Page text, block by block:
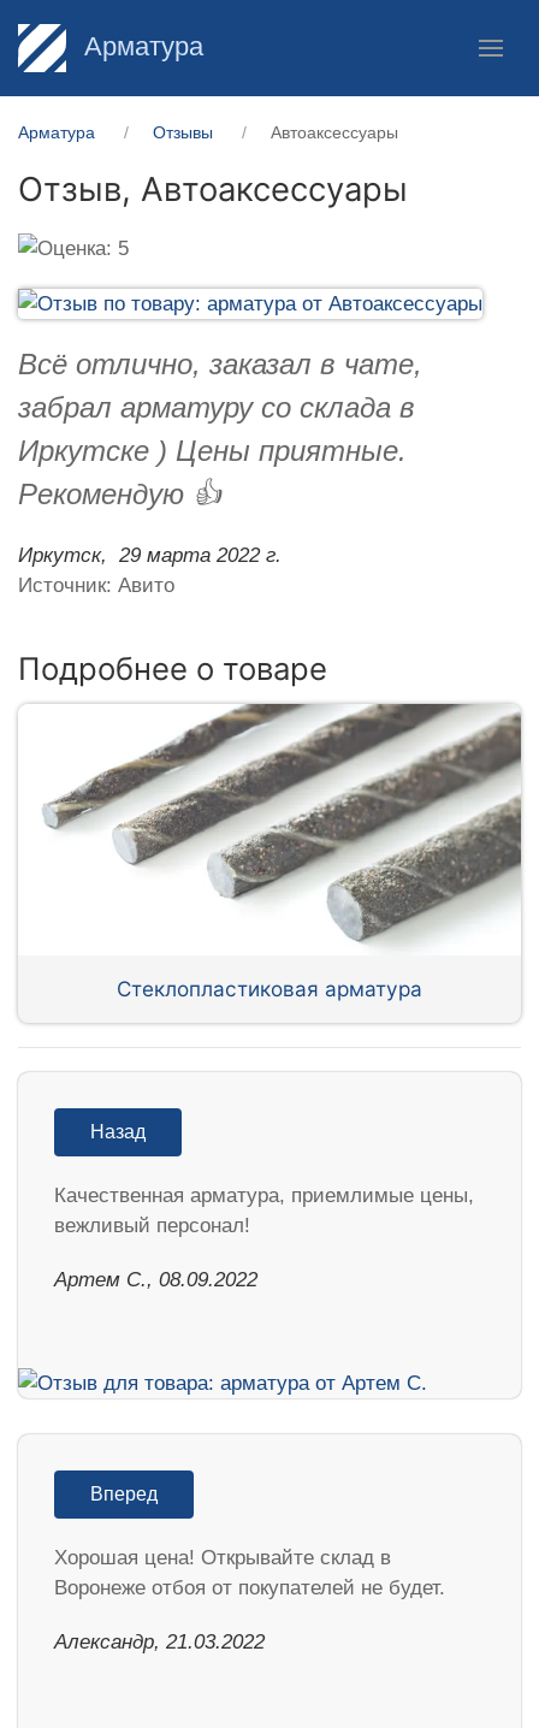
Арматура
Арматура Отзывы Автоаксессуары
Отзыв, Автоаксессуары
Всё отлично, заказал в чате,
забрал арматуру со склада в
Иркутске ) Цены приятные.
Рекомендую 👍
Иркутск,
29 марта 2022 г.
Источник: Авито
Подробнее о товаре
Стеклопластиковая арматура
Назад
Качественная арматура, приемлимые цены,
вежливый персонал!
Артем С., 08.09.2022
Вперед
Хорошая цена! Открывайте склад в
Воронеже отбоя от покупателей не будет.
Александр, 21.03.2022